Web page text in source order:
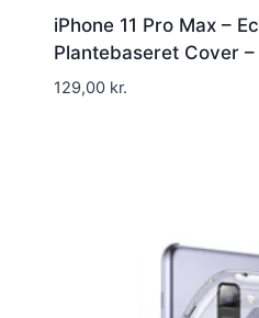
iPhone 11 Pro Max –
Plantebaseret Cover –
129,00 kr.